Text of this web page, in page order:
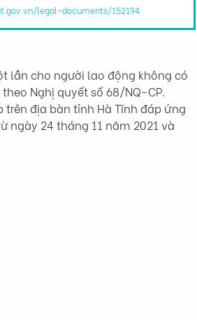
legal-documents/152194
lần cho người lao động không có
Nghị quyết số 68/NQ-CP.
địa bàn tỉnh Hà Tĩnh đáp ứng
ngày 24 tháng 11 năm 2021 và